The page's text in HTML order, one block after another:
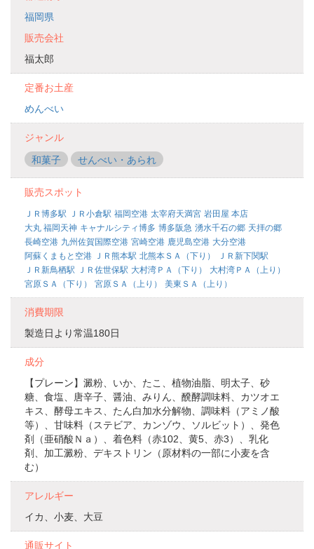
福岡県
販売会社
福太郎
定番お土産
めんべい
ジャンル
和菓子
せんべい・あられ
販売スポット
ＪＲ博多駅 ＪＲ小倉駅 福岡空港 太宰府天満宮 岩田屋 本店
大丸 福岡天神 キャナルシティ博多 博多阪急 湧水千石の郷 天拝の郷
長崎空港 九州佐賀国際空港 宮崎空港 鹿児島空港 大分空港
阿蘇くまもと空港
ＪＲ熊本駅 北熊本ＳＡ（下り）
ＪＲ新下関駅
ＪＲ新鳥栖駅
ＪＲ佐世保駅 大村湾ＰＡ（下り）
大村湾ＰＡ（上り）
宮原ＳＡ（下り）
宮原ＳＡ（上り） 美東ＳＡ（上り）
消費期限
製造日より常温180日
成分
【プレーン】澱粉、いか、たこ、植物油脂、明太子、砂
糖、食塩、唐辛子、醤油、みりん、醗酵調味料、カツオエ
キス、酵母エキス、たん白加水分解物、調味料（アミノ酸
等）、甘味料（ステビア、カンゾウ、ソルビット）、発色
剤（亜硝酸Ｎａ）、着色料（赤102、黄5、赤3）、乳化
剤、加工澱粉、デキストリン（原材料の一部に小麦を含
む）
アレルギー
イカ、小麦、大豆
通販サイト